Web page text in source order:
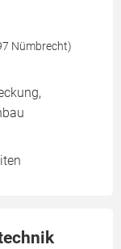
Nümbrecht)